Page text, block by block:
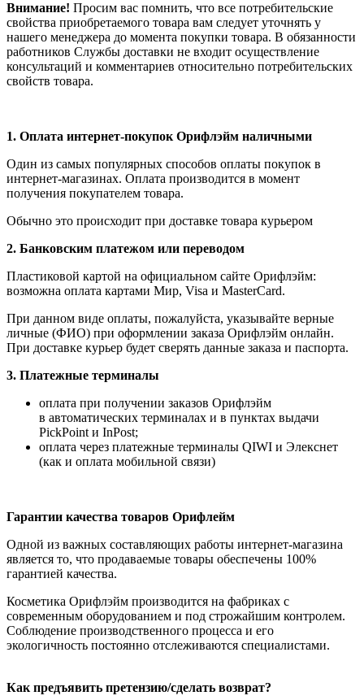
Внимание! Просим вас помнить, что все потребительские
свойства приобретаемого товара вам следует уточнять у
нашего менеджера до момента покупки товара. В обязанности
работников Службы доставки не входит осуществление
консультаций и комментариев относительно потребительских
свойств товара.
1. Оплата интернет-покупок Орифлэйм наличными
Один из самых популярных способов оплаты покупок в
интернет-магазинах. Оплата производится в момент
получения покупателем товара.
Обычно это происходит при доставке товара курьером
2. Банковским платежом или переводом
Пластиковой картой на официальном сайте Орифлэйм:
возможна оплата картами Мир, Visa и MasterCard.
При данном виде оплаты, пожалуйста, указывайте верные
личные (ФИО) при оформлении заказа Орифлэйм онлайн.
При доставке курьер будет сверять данные заказа и паспорта.
3. Платежные терминалы
оплата при получении заказов Орифлэйм
в автоматических терминалах и в пунктах выдачи
PickPoint и InPost;
оплата через платежные терминалы QIWI и Элекснет
(как и оплата мобильной связи)
Гарантии качества товаров Орифлейм
Одной из важных составляющих работы интернет-магазина
является то, что продаваемые товары обеспечены 100%
гарантией качества.
Косметика Орифлэйм производится на фабриках с
современным оборудованием и под строжайшим контролем.
Соблюдение производственного процесса и его
экологичность постоянно отслеживаются специалистами.
Как предъявить претензию/сделать возврат?